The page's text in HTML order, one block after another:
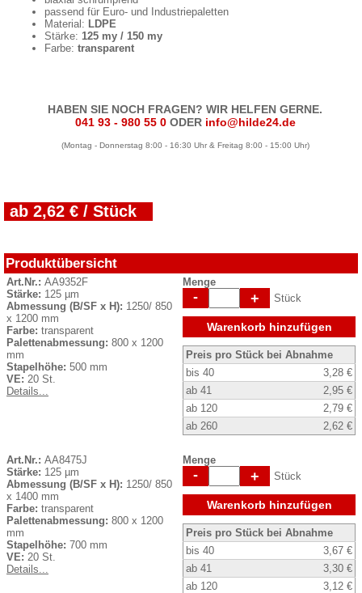
passend für Euro- und Industriepaletten
Material: LDPE
Stärke: 125 my / 150 my
Farbe: transparent
HABEN SIE NOCH FRAGEN? WIR HELFEN GERNE.
041 93 - 980 55 0 ODER info@hilde24.de
(Montag - Donnerstag 8:00 - 16:30 Uhr & Freitag 8:00 - 15:00 Uhr)
ab 2,62 € / Stück
Produktübersicht
Art.Nr.: AA9352F
Stärke: 125 µm
Abmessung (B/SF x H): 1250/ 850
x 1200 mm
Farbe: transparent
Palettenabmessung: 800 x 1200
mm
Stapelhöhe: 500 mm
VE: 20 St.
Details...
Menge
- + Stück
Warenkorb hinzufügen
Preis pro Stück bei Abnahme
bis 40
3,28 €
ab 41
2,95 €
ab 120
2,79 €
ab 260
2,62 €
Art.Nr.: AA8475J
Stärke: 125 µm
Abmessung (B/SF x H): 1250/ 850
x 1400 mm
Farbe: transparent
Palettenabmessung: 800 x 1200
mm
Stapelhöhe: 700 mm
VE: 20 St.
Details...
Menge
- + Stück
Warenkorb hinzufügen
Preis pro Stück bei Abnahme
bis 40
3,67 €
ab 41
3,30 €
ab 120
3,12 €